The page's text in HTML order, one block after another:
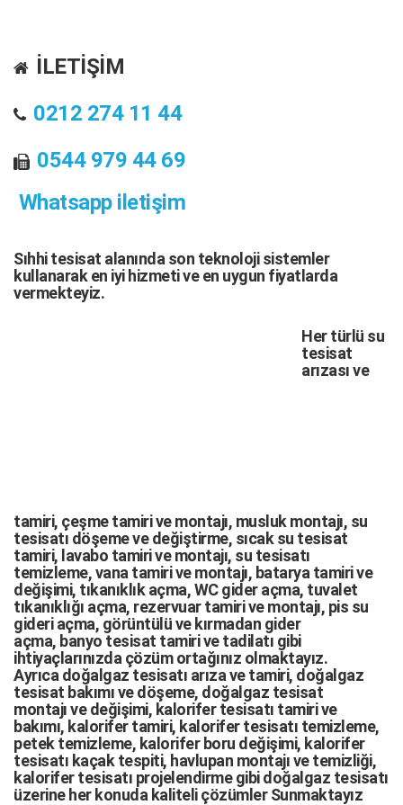
İLETİŞİM
0212 274 11 44
0544 979 44 69
Whatsapp iletişim
Sıhhi tesisat alanında son teknoloji sistemler
kullanarak en iyi hizmeti ve en uygun fiyatlarda
vermekteyiz.
Her türlü su
tesisat
arızasıve
tamiri, çeşme tamirivemontajı, musluk montajı, su
tesisatı döşemeve değiştirme, sıcak su tesisat
tamiri, lavabo tamirivemontajı, su tesisatı
temizleme,vana tamirivemontajı, batarya tamirive
değişimi, tıkanıklık açma,WC gider açma, tuvalet
tıkanıklığı açma, rezervuar tamirive montajı, pis su
gideri açma, görüntülü ve kırmadan gider
açma, banyo tesisat tamirivetadilatı gibi
ihtiyaçlarınızda çözüm ortağınız olmaktayız.
Ayrıca doğalgaz tesisatı arızave tamiri, doğalgaz
tesisat bakımıve döşeme, doğalgaz tesisat
montajıve değişimi, kalorifer tesisatı tamiri ve
bakımı, kalorifer tamiri, kalorifer tesisatı temizleme,
petek temizleme, kalorifer boru değişimi, kalorifer
tesisatı kaçak tespiti, havlupan montajı ve temizliği,
kalorifer tesisatı projelendirme gibi d oğalgaz tesisatı
üzerine her konuda kaliteli çözümler Sunmaktayız